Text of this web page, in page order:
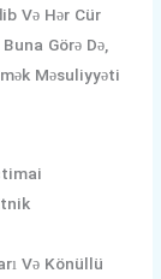
Və Hər Cür
Görə Də,
Məsuliyyəti
Və Könüllü